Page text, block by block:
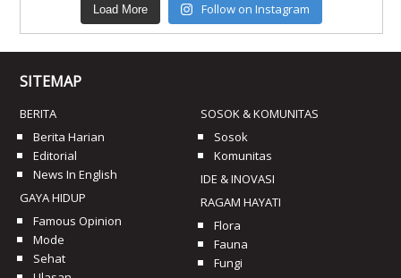
Load More Follow on Instagram
SITEMAP
BERITA
Berita Harian
Editorial
News In English
GAYA HIDUP
Famous Opinion
Mode
Sehat
SOSOK & KOMUNITAS
Sosok
Komunitas
IDE & INOVASI
RAGAM HAYATI
Flora
Fauna
Fungi